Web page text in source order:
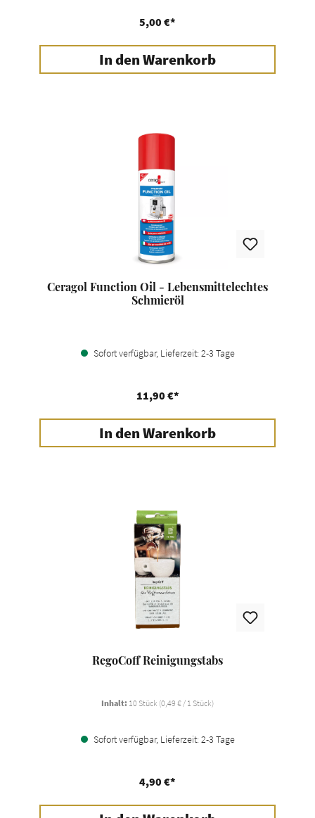
5,00 €*
In den Warenkorb
Ceragol Function Oil - Lebensmittelechtes
Schmieröl
Sofort verfügbar, Lieferzeit: 2-3 Tage
11,90 €*
In den Warenkorb
RegoCoff Reinigungstabs
Inhalt: 10 Stück (0,49 € / 1 Stück)
Sofort verfügbar, Lieferzeit: 2-3 Tage
4,90 €*